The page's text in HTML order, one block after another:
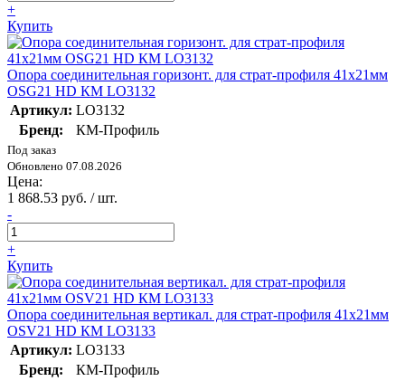
+
Купить
Опора соединительная горизонт. для страт-профиля 41х21мм
OSG21 HD КМ LO3132
Артикул: LO3132
Бренд:
КМ-Профиль
Под заказ
Обновлено 07.08.2026
Цена:
1 868.53 руб. / шт.
-
+
Купить
Опора соединительная вертикал. для страт-профиля 41х21мм
OSV21 HD КМ LO3133
Артикул: LO3133
Бренд:
КМ-Профиль